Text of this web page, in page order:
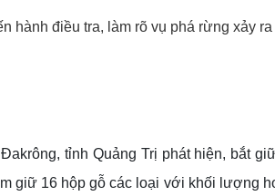
hành điều tra, làm rõ vụ phá rừng xảy ra
tỉnh Quảng Trị phát hiện, bắt
giữ 16 hộp gỗ các loại với khối lượng